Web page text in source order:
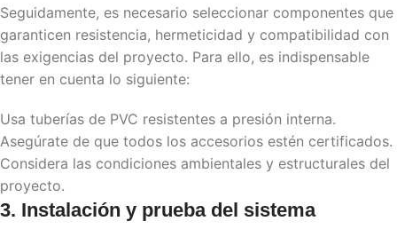
Seguidamente, es necesario seleccionar componentes que
garanticen resistencia, hermeticidad y compatibilidad con
las exigencias del proyecto. Para ello, es indispensable
tener en cuenta lo siguiente:
Usa tuberías de PVC resistentes a presión interna.
Asegúrate de que todos los accesorios estén certificados.
Considera las condiciones ambientales y estructurales del
proyecto.
3. Instalación y prueba del sistema